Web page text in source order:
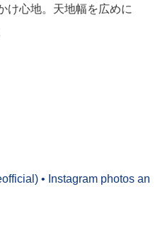
け心地。天地幅を広めに
• Instagram photos an